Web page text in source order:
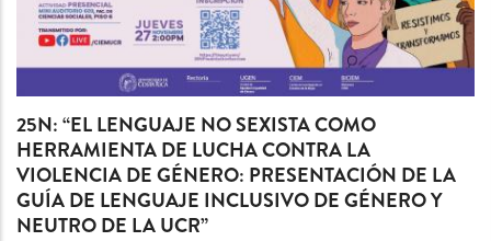
25N: “EL LENGUAJE NO SEXISTA COMO
HERRAMIENTA DE LUCHA CONTRA LA
VIOLENCIA DE GÉNERO: PRESENTACIÓN DE LA
GUÍA DE LENGUAJE INCLUSIVO DE GÉNERO Y
NEUTRO DE LA UCR”